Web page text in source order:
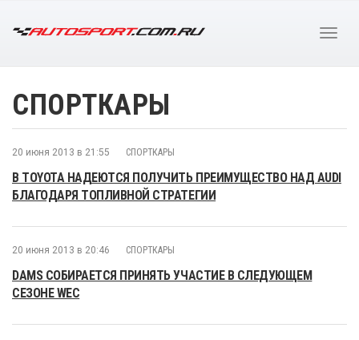
СПОРТКАРЫ
20 июня 2013 в 21:55 СПОРТКАРЫ
В TOYOTA НАДЕЮТСЯ ПОЛУЧИТЬ ПРЕИМУЩЕСТВО НАД AUDI
БЛАГОДАРЯ ТОПЛИВНОЙ СТРАТЕГИИ
20 июня 2013 в 20:46 СПОРТКАРЫ
DAMS СОБИРАЕТСЯ ПРИНЯТЬ УЧАСТИЕ В СЛЕДУЮЩЕМ
СЕЗОНЕ WEC